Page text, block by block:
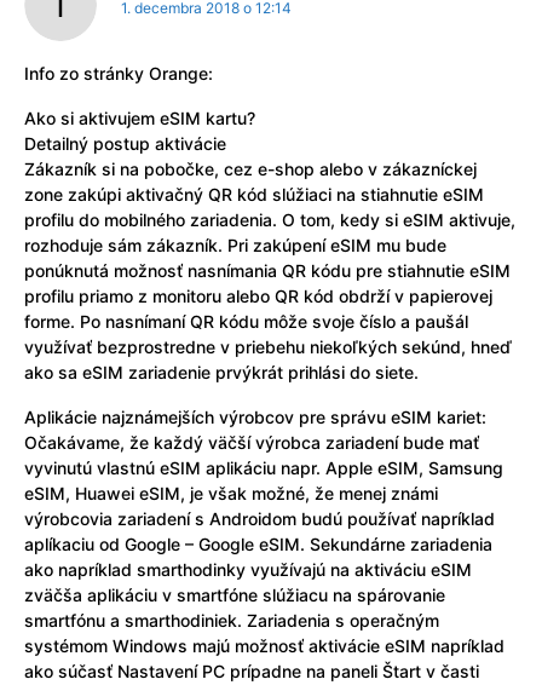
1. decembra 2018 o 12:14
Info zo stránky Orange:
Ako si aktivujem eSIM kartu?
Detailný postup aktivácie
Zákazník si na pobočke, cez e-shop alebo v zákazníckej
zone zakúpi aktivačný QR kód slúžiaci na stiahnutie eSIM
profilu do mobilného zariadenia. O tom, kedy si eSIM aktivuje,
rozhoduje sám zákazník. Pri zakúpení eSIM mu bude
ponúknutá možnosť nasnímania QR kódu pre stiahnutie eSIM
profilu priamo z monitoru alebo QR kód obdrží v papierovej
forme. Po nasnímaní QR kódu môže svoje číslo a paušál
využívať bezprostredne v priebehu niekoľkých sekúnd, hneď
ako sa eSIM zariadenie prvýkrát prihlási do siete.
Aplikácie najznámejších výrobcov pre správu eSIM kariet:
Očakávame, že každý väčší výrobca zariadení bude mať
vyvinutú vlastnú eSIM aplikáciu napr. Apple eSIM, Samsung
eSIM, Huawei eSIM, je však možné, že menej známi
výrobcovia zariadení s Androidom budú používať napríklad
aplíkaciu od Google – Google eSIM. Sekundárne zariadenia
ako napríklad smarthodinky využívajú na aktiváciu eSIM
zväčša aplikáciu v smartfóne slúžiacu na spárovanie
smartfónu a smarthodiniek. Zariadenia s operačným
systémom Windows majú možnosť aktivácie eSIM napríklad
ako súčasť Nastavení PC prípadne na paneli Štart v časti